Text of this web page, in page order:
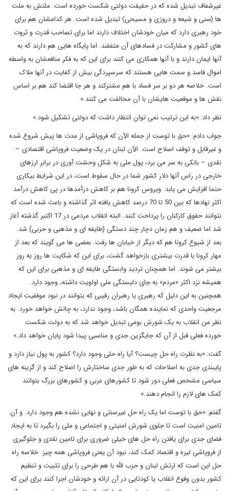
غیرشفاف تبدیل شده که در حقیقت دولتی شکست خورده است. ملتش به ملت
ها (سنی و شیعه و دروزی و مسیحی) تبدیل شده است. هر کدامشان هم برای
خود رهبری دارد که میان خودشان اختلاف دارند اما برای تصاحب قدرت و ثروت
های کشور و مشارکت در فسادهای آن متفقند. اما پایگاه هایی هم دارند که به
آنها ایمان دارند و با آنها همکاری می کنند برای این که به فکر منافعشان به واسطه
اموال فاسد و سمت هایی هستند که سرسپردگی بیش از کفایت در آنها ملاک
است. خلاصه هر دو بر سر فساد با هم مشترکند و هر جا اقتضا کند هم بر اساس
نقش ها و موقعیت هایشان با آن مخالفت می کنند.»
نظر داد: «به این ترتیب نمی توان انتظار داشت که دولتی تشکیل شود.»
جواب دادم: «حق با توست از جمله الآن که فروپاشی از مدت ها پیش شروع شده
و غیرقابل و توقف اصلاح است. الآن لبنان در یک وضعیت فروپاشی اقتصادی –
نقدی – بانکی به سر می برد، پول ملی به شکل وحشت آوری در برابر ارزهای
خارجی در راس آنها دلار کشور شما در حال سقوط است، در این شرایط بیکاری
حتما افزایش می یابد. ویروس کرونا هم بر کاهش درآمدها در پی کاهش درآمد
اکثر نهادها که بین 50 تا 70 درصد کاهش یافته اثر گذاشته و باعث شده است که
نتوانند حقوق کارکنان را پرداخت کنند. البته انقلاب مردمی در 17 اکتبر گذشته آغاز
شد اما ضعیف و هم زمان دچار چند دستگی (طایفه ای و مذهبی و حزبی) شد.
بعد از شیوع کرونا هم که دیگر از خیابان ها رفت. بعضی ها می گویند که بعد از
مهار کرونا با قدرت بیشتری بازخواهد گشت، برای این که شکایت ها روز به روز
بیشتر می شوند. اما همچنان تردید وابستگی طایفه ای و مذهبی برای این که
همیشه نزد اکثر «مردم» به جای دلبستگی ملی اولویت داشته، وجود دارد.
همچنین به این دلیل که رهبری یا رهبران رقیبی که بتوانند در نبود موفقیت ایجاد
مرجعیت واحدی که نماینده همگان باشد، وجود ندارد، به چالش خواهد خورد. به
نظر من انقلاب به یک شورش بومی تبدیل خواهد شد که به دولت شکست
خورده فعلی قبل از آن که جایگزین جدی و مناسبی پیدا شود پایان خواهد داد.»
گفت: «به نظرت راه حل چیست؟ آیا راه حلی وجود دارد؟ کشور به پول نیاز دارد و
پایبندی جدی به اصلاحات که به طور جدی ساختارش را اصلاح کند و از گزینه های
سیاسی مشخص فعلی دور شود تا کشورهای عربی و کشورهای بزرگ بتوانند
کمک های لازم را انجام دهند.»
گفتم: «حق با توست اما یک راه حل غیرسنتی و نهایی نشده هم وجود دارد. و آن
تامین امنیت است تا جلوی شورش امنیتی و اجتماعی و ملی را بگیرد تا به ایجاد
فضای جدی برای یافتن راه حل های خیلی ضروری برای تامین نقدی و جلوگیری
از فروپاشی لیره و اقتصاد کمک کند، نبود آن یعنی فروپاشی همه چیز. خلاصه راه
حل این است که ارتش لبنان و حزب الله با هم طرحی را برای تثبیت و تنظیم
کشور بدون وقوع انقلاب یا کودتایی در آن ارائه و خودشان اجرا کنند برای این که